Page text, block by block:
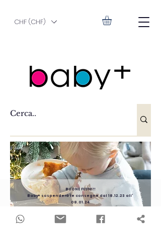
CHF (CHF)
BUONE FESTE!!!
Baby+ sospenderà le consegne dal 18.12.23 all'
08.01.24